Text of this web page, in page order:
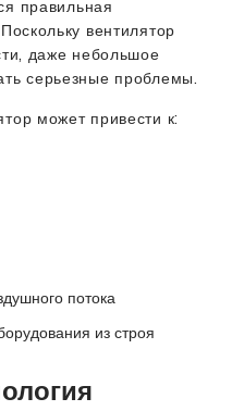
правильная
вентилятор
даже небольшое
серьезные проблемы.
может привести к:
потока
из строя